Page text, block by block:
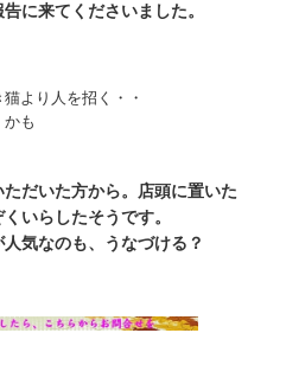
に来てくださいました。
より人を招く・・
かも
だいた方から。店頭に置いた
いらしたそうです。
気なのも、うなづける？